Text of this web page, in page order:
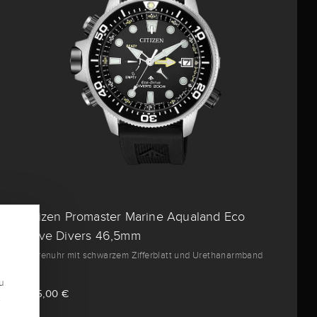
Citizen Promaster Marine Aqualand Eco
Drive Divers 46,5mm
Herrenuhr mit schwarzem Zifferblatt und Urethanarmband
505,00 €